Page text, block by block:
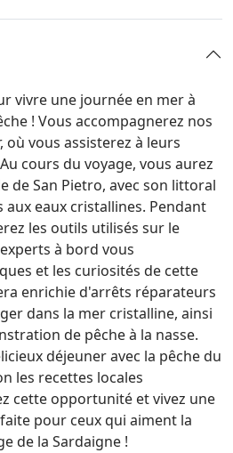
vivre une journée en mer à
! Vous accompagnerez nos
où vous assisterez à leurs
cours du voyage, vous aurez
de San Pietro, avec son littoral
eaux cristallines. Pendant
les outils utilisés sur le
à bord vous
et les curiosités de cette
enrichie d'arrêts réparateurs
dans la mer cristalline, ainsi
de pêche à la nasse.
déjeuner avec la pêche du
les recettes locales
cette opportunité et vivez une
pour ceux qui aiment la
de la Sardaigne !